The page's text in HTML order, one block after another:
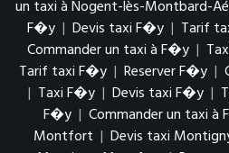
un taxi à Nogent-lès-Montbard-
F�y | Devis taxi F�y | Tarif
Commander un taxi à F�y |
Tarif taxi F�y | Reserver F�y |
| Taxi F�y | Devis taxi F�y |
F�y | Commander un taxi à
Montfort | Devis taxi